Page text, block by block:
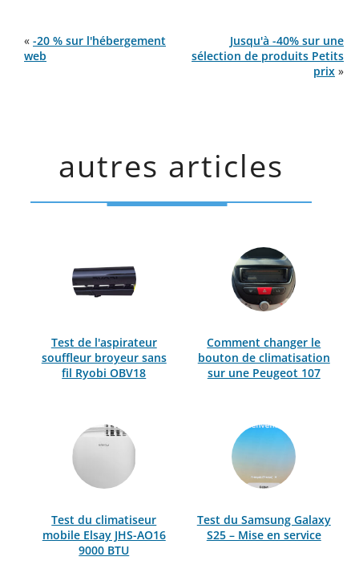
« -20 % sur l'hébergement
web
Jusqu'à -40% sur une
sélection de produits Petits
prix »
autres articles
Test de l'aspirateur
souffleur broyeur sans
fil Ryobi OBV18
Comment changer le
bouton de climatisation
sur une Peugeot 107
Test du climatiseur
mobile Elsay JHS-AO16
9000 BTU
Test du Samsung Galaxy
S25 – Mise en service